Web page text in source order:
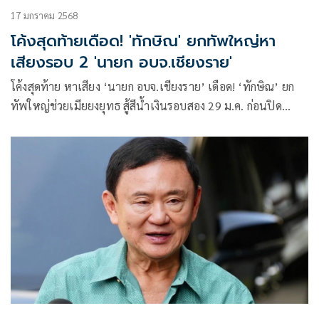
17 มกราคม 2568
โค้งสุดท้ายเดือด! 'ทักษิณ' ยกทัพใหญ่หา
เสียงรอบ 2 'นายก อบจ.เชียงราย'
โค้งสุดท้าย หาเสียง ‘นายก อบจ.เชียงราย’ เดือด! ‘ทักษิณ’ ยก
ทัพใหญ่ช่วยเมียยงยุทธ สู้สีน้ำเงินรอบสอง 29 ม.ค. ก่อนปิด